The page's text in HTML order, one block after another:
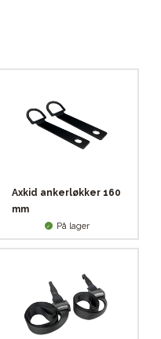
Axkid ankerløkker 160
mm
På lager